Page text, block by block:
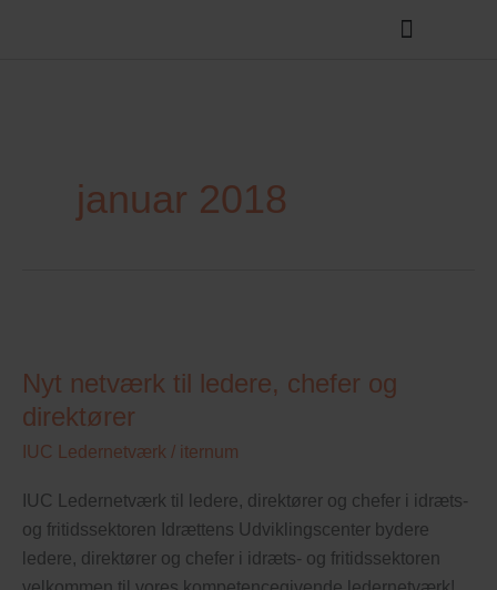
januar 2018
Nyt netværk til ledere, chefer og
direktører
IUC Ledernetværk / iternum
IUC Ledernetværk til ledere, direktører og chefer i idræts-
og fritidssektoren Idrættens Udviklingscenter bydere
ledere, direktører og chefer i idræts- og fritidssektoren
til
ledere,
chefer
direktører